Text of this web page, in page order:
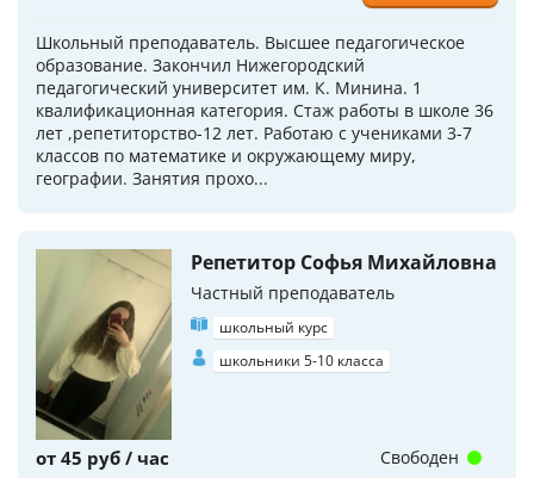
Школьный преподаватель. Высшее педагогическое
образование. Закончил Нижегородский
педагогический университет им. К. Минина. 1
квалификационная категория. Стаж работы в школе 36
лет ,репетиторство-12 лет. Работаю с учениками 3-7
классов по математике и окружающему миру,
географии. Занятия прохо...
Репетитор Софья Михайловна
Частный преподаватель
школьный курс
школьники 5-10 класса
от 45 руб / час Свободен